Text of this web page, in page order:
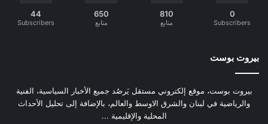
0
Subscribers
810
متابع
650
متابع
44
Subscribers
بيروت بوست
بيروت بوست، موقع إلكتروني مستقل يَرصُد جميع الأخبار السياسية، الفنية
والرياضية في لبنان والشرق الاوسط والعالم، بالإضافة إلى تحليل الأحداث
المحلية والإقليمية ...